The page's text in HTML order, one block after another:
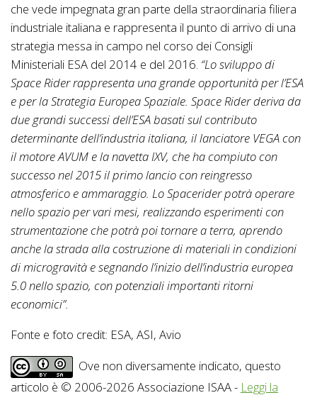
che vede impegnata gran parte della straordinaria filiera
industriale italiana e rappresenta il punto di arrivo di una
strategia messa in campo nel corso dei Consigli
Ministeriali ESA del 2014 e del 2016. “Lo sviluppo di
Space Rider rappresenta una grande opportunità per l’ESA
e per la Strategia Europea Spaziale. Space Rider deriva da
due grandi successi dell’ESA basati sul contributo
determinante dell’industria italiana, il lanciatore VEGA con
il motore AVUM e la navetta IXV, che ha compiuto con
successo nel 2015 il primo lancio con reingresso
atmosferico e ammaraggio. Lo Spacerider potrà operare
nello spazio per vari mesi, realizzando esperimenti con
strumentazione che potrà poi tornare a terra, aprendo
anche la strada alla costruzione di materiali in condizioni
di microgravità e segnando l’inizio dell’industria europea
5.0 nello spazio, con potenziali importanti ritorni
economici”.
Fonte e foto credit: ESA, ASI, Avio
Ove non diversamente indicato, questo
articolo è © 2006-2026 Associazione ISAA - Leggi la